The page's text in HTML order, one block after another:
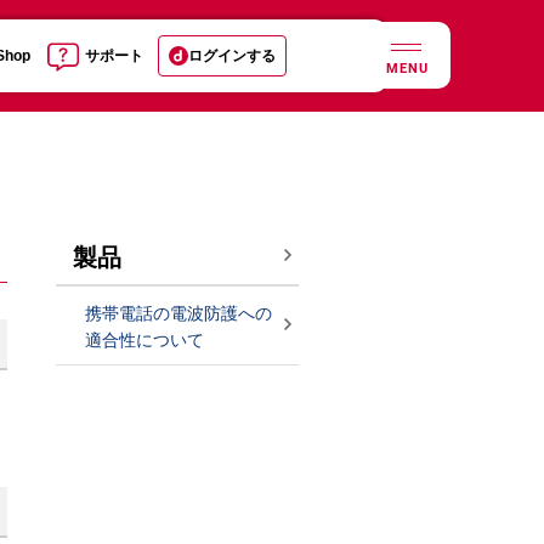
サポート ログインする
MENU
製品
携帯電話の電波防護への
適合性について